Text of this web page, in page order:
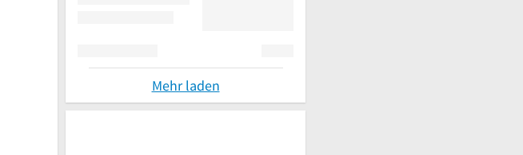
Mehr laden